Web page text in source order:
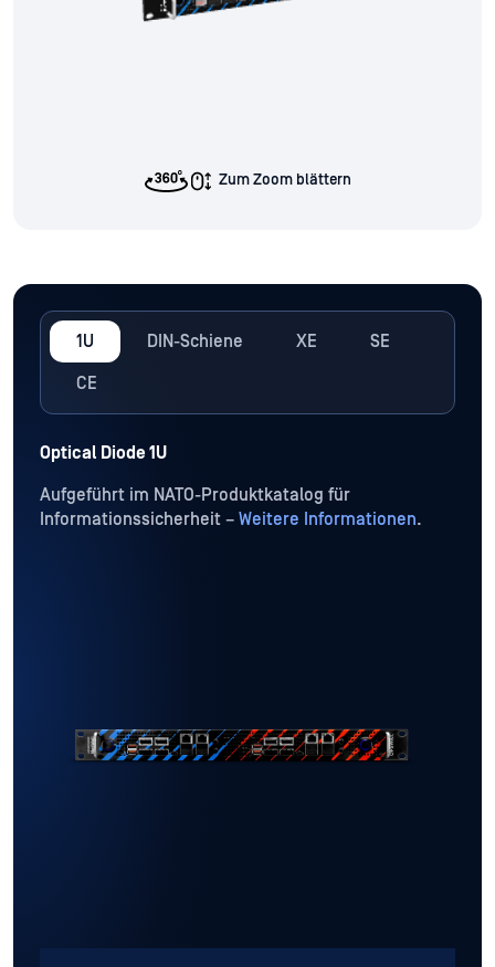
Zum Zoom blättern
1U DIN-Schiene XE SE
CE
Optical Diode 1U
Aufgeführt im NATO-Produktkatalog für
Informationssicherheit – Weitere Informationen.